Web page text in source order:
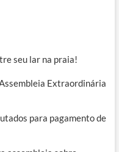
seu lar na praia!
Extraordinária
para pagamento de